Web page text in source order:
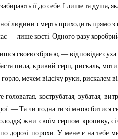
забирають її до себе. І лише та душа,
людини смерть приходить прямо з
— лише кості. Одного разу
своєю зброєю,— відповідає суха
пила, кривий серп, рискаль,
горло, мечем відсічу руки, рискалем
головатая, кострубатая,зубатая,
.— Та чи годна ти зі мною битися
;жни своїм серпом кропиву,
по дорозі порохи.У мене є на тебе